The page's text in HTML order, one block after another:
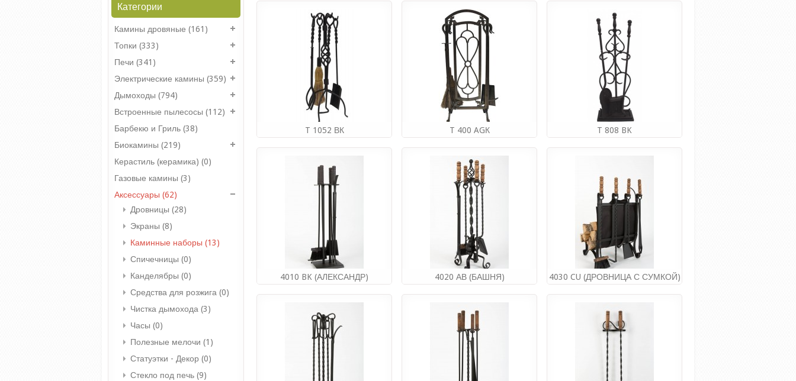
Категории
Камины дровяные (161)
Топки (333)
Печи (341)
Электрические камины (359)
Дымоходы (794)
Встроенные пылесосы (112)
Барбекю и Гриль (38)
Биокамины (219)
Керастиль (керамика) (0)
Газовые камины (3)
Аксессуары (62)
Дровницы (28)
Экраны (8)
Каминные наборы (13)
Спичечницы (0)
Канделябры (0)
Средства для розжига (0)
Чистка дымохода (3)
Часы (0)
Полезные мелочи (1)
Статуэтки - Декор (0)
Стекло под печь (9)
3 231.00руб
Купить
9 537.00руб
Купить
7 271.00руб
Купить
T 1052 ВК
4 376.00руб
Купить
T 400 AGК
3 905.00руб
Купить
T 808 BK
Купить
4010 BK (АЛЕКСАНДР)
4 374.00руб
Купить
4020 АВ (БАШНЯ)
8 568.00руб
Купить
4030 CU (ДРОВНИЦА С СУМКОЙ)
7 020.00руб
Купить